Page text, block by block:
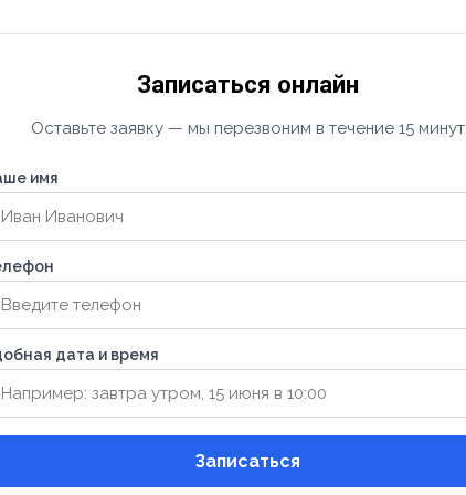
Записаться онлайн
Оставьте заявку — мы перезвоним в течение 15 минут
имя
дата и время
Записаться